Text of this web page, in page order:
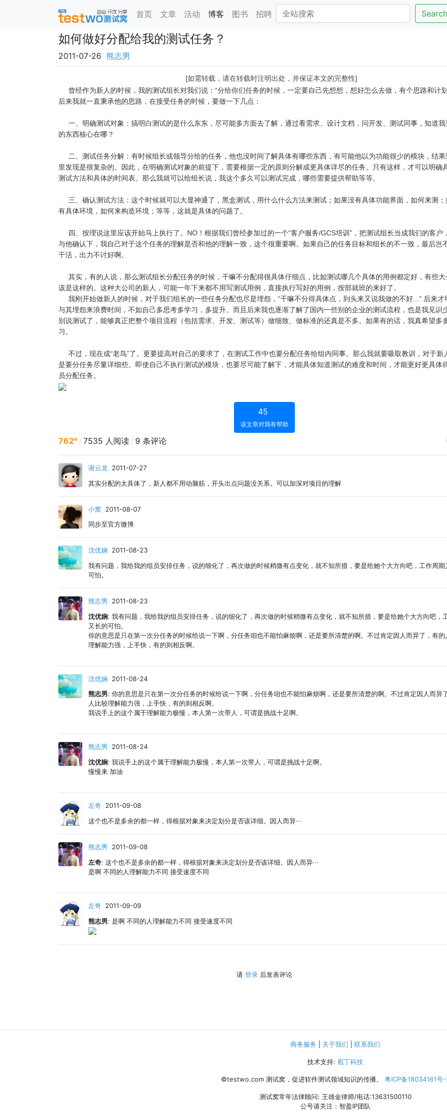
首页 文章 活动 博客 图书 招聘 Search
如何做好分配给我的测试任务？
2011-07-26 熊志男
[如需转载，请在转载时注明出处，并保证本文的完整性]
曾经作为新人的时候，我的测试组长对我们说：“分给你们任务的时候，一定要自己先想想，想好怎么去做，有个思路和计
后来我就一直秉承他的思路，在接受任务的时候，要做一下几点：
一、明确测试对象：搞明白测试的是什么东东，尽可能多方面去了解，通过看需求、设计文档，问开发、测试同事，知道我
的东西核心在哪？
二、测试任务分解：有时候组长或领导分给的任务，他也没时间了解具体有哪些东西，有可能他以为功能很少的模块，结果
里发现是很复杂的。因此，在明确测试对象的前提下，需要根据一定的原则分解成更具体详尽的任务。只有这样，才可以明确
测试方法和具体的时间表。那么我就可以给组长说，我这个多久可以测试完成，哪些需要提供帮助等等。
三、确认测试方法：这个时候就可以大显神通了，黑盒测试，用什么什么方法来测试；如果没有具体功能界面，如何来测；
有具体环境，如何来构造环境；等等，这就是具体的问题了。
四、按理说这里应该开始马上执行了。NO！根据我们曾经参加过的一个“客户服务/GCS培训”，把测试组长当成我们的客户
与他确认下，我自己对于这个任务的理解是否和他的理解一致，这个很重要啊。如果自己的任务目标和组长的不一致，最后岂
干活，出力不讨好啊。
其实，有的人说，那么测试组长分配任务的时候，干嘛不分配得很具体仔细点，比如测试哪几个具体的用例都定好，有些大
该是这样的。这种大公司的新人，可能一年下来都不用写测试用例，直接执行写好的用例，按部就班的来好了。
我刚开始做新人的时候，对于我们组长的一些任务分配也尽是埋怨，“干嘛不分得具体点，到头来又说我做的不好...”.后来才
与其埋怨来浪费时间，不如自己多思考多学习，多提升。而且后来我也逐渐了解了国内一些别的企业的测试流程，也是我见识
别说测试了，能够真正把整个项目流程（包括需求、开发、测试等）做细致、做标准的还真是不多。如果有的话，我真希望多
习。
不过，现在成“老鸟”了。更要提高对自己的要求了，在测试工作中也要分配任务给组内同事。那么我就要吸取教训，对于新
是要分任务尽量详细些。即使自己不执行测试的模块，也要尽可能了解下，才能具体知道测试的难度和时间，才能更好更具体
员分配任务。
45
该文章对我有帮助
762° / 7535 人阅读 / 9 条评论
谢云龙 2011-07-27
其实分配的太具体了，新人都不用动脑筋，开头出点问题没关系。可以加深对项目的理解
小窝 2011-08-07
同步至官方微博
沈优娴 2011-08-23
我有问题，我给我的组员安排任务，说的细化了，再次做的时候稍微有点变化，就不知所措，要是给她个大方向吧，工作周期
可怕。
熊志男
2011-08-23
沈优娴: 我有问题，我给我的组员安排任务，说的细化了，再次做的时候稍微有点变化，就不知所措，要是给她个大方向吧，
又长的可怕。
你的意思是只在第一次分任务的时候给说一下啊，分任务咱也不能怕麻烦啊，还是要所清楚的啊。不过肯定因人而异了，有的
理解能力强，上手快，有的则相反啊。
沈优娴 2011-08-24
熊志男: 你的意思是只在第一次分任务的时候给说一下啊，分任务咱也不能怕麻烦啊，还是要所清楚的啊。不过肯定因人而异
人比较理解能力强，上手快，有的则相反啊。
我说手上的这个属于理解能力极慢，本人第一次带人，可谓是挑战十足啊。
熊志男
2011-08-24
沈优娴: 我说手上的这个属于理解能力极慢，本人第一次带人，可谓是挑战十足啊。
慢慢来 加油
左奇 2011-09-08
这个也不是多余的都一样，得根据对象来决定划分是否该详细。因人而异···
熊志男
2011-09-08
左奇: 这个也不是多余的都一样，得根据对象来决定划分是否该详细。因人而异···
是啊 不同的人理解能力不同 接受速度不同
左奇 2011-09-09
熊志男: 是啊 不同的人理解能力不同 接受速度不同
请 登录后发表评论
商务服务 关于我们 联系我们
技术支持: 庖丁科技
©testwo.com 测试窝，促进软件测试领域知识的传播。 粤ICP备18034161号
测试窝常年法律顾问: 王雄金律师/电话:13631500110
公号请关注：智盈IP团队